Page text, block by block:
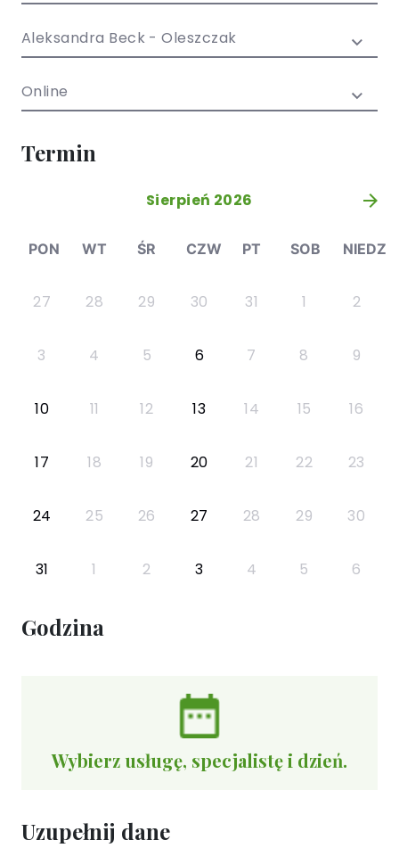
młodzieży
Aleksandra Beck - Oleszczak
Online
Termin
Sierpień 2026 »
PON WT ŚR CZW PT SOB NIEDZ
27 28 29 30 31 1 2
3 4 5 6 7 8 9
10 11 12 13 14 15 16
17 18 19 20 21 22 23
24 25 26 27 28 29 30
31 1 2 3 4 5 6
Godzina
Wybierz usługę, specjalistę i dzień.
Uzupełnij dane